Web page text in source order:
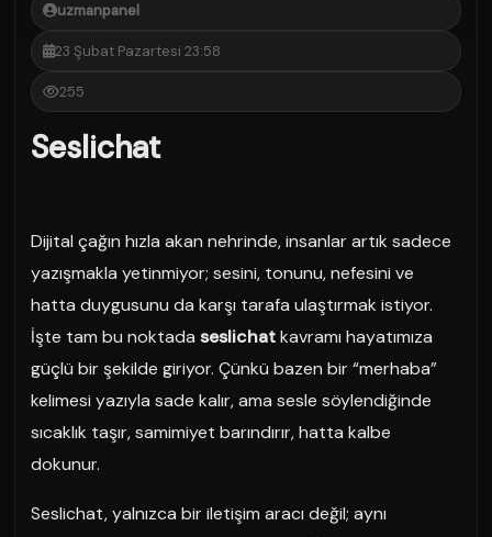
uzmanpanel
23 Şubat Pazartesi 23:58
255
Seslichat
Dijital çağın hızla akan nehrinde, insanlar artık sadece
yazışmakla yetinmiyor; sesini, tonunu, nefesini ve
hatta duygusunu da karşı tarafa ulaştırmak istiyor.
İşte tam bu noktada seslichatkavramı hayatımıza
güçlü bir şekilde giriyor. Çünkü bazen bir “merhaba”
kelimesi yazıyla sade kalır, ama sesle söylendiğinde
sıcaklık taşır, samimiyet barındırır, hatta kalbe
dokunur.
Seslichat, yalnızca bir iletişim aracı değil; aynı